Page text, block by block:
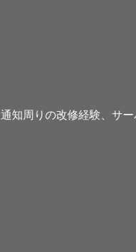
知周りの改修経験、サ